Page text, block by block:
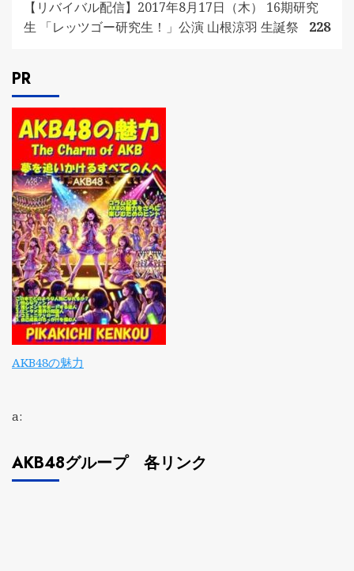
【リバイバル配信】2017年8月17日（木） 16期研究
生 「レッツゴー研究生！」公演 山根涼羽 生誕祭
228
PR
AKB48の魅力
a:
AKB48グループ 各リンク